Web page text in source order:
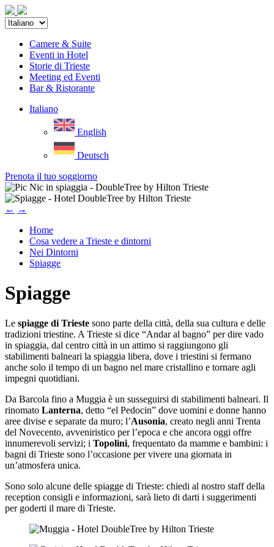
Camere & Suite
Eventi in Hotel
Storie di Trieste
Meeting ed Eventi
Bar & Ristorante
Italiano
English
Deutsch
Prenota il tuo soggiorno
← →
Home
Cosa vedere a Trieste e dintorni
Nei Dintorni
Spiagge
Spiagge
Le spiagge di Trieste sono parte della città, della sua cultura e delle
tradizioni triestine. A Trieste si dice “Andar al bagno” per dire vado
in spiaggia, dal centro città in un attimo si raggiungono gli
stabilimenti balneari la spiaggia libera, dove i triestini si fermano
anche solo il tempo di un bagno nel mare cristallino e tornare agli
impegni quotidiani.
Da Barcola fino a Muggia è un susseguirsi di stabilimenti balneari. Il
rinomato Lanterna, detto “el Pedocin” dove uomini e donne hanno
aree divise e separate da muro; l’Ausonia, creato negli anni Trenta
del Novecento, avveniristico per l’epoca e che ancora oggi offre
innumerevoli servizi; i Topolini, frequentato da mamme e bambini: i
bagni di Trieste sono l’occasione per vivere una giornata in
un’atmosfera unica.
Sono solo alcune delle spiagge di Trieste: chiedi al nostro staff della
reception consigli e informazioni, sarà lieto di darti i suggerimenti
per goderti il mare di Trieste.